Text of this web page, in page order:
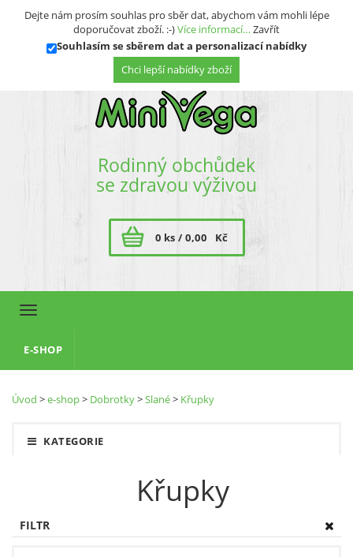
Dejte nám prosím souhlas pro sběr dat, abychom vám mohli lépe
doporučovat zboží. :-)Více informací… Zavřít
Souhlasím se sběrem dat a personalizací nabídky
Přihlásit se Registrace
Rodinný obchůdek
se zdravou výživou
0 ks /0,00 Kč
Toggle
E-SHOP
Úvod >e-shop> Dobrotky>Slané> Křupky
KATEGORIE
Křupky
FILTR